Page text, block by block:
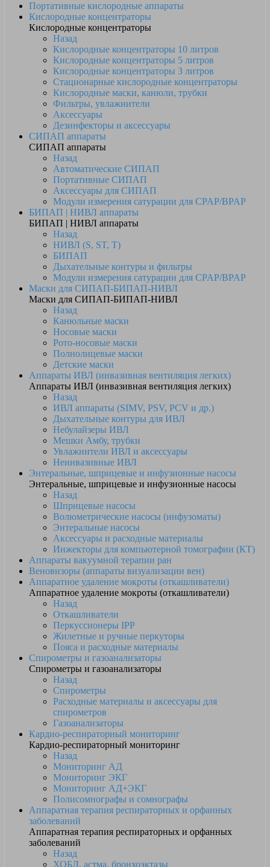
Портативные кислородные аппараты
Кислородные концентраторы
Кислородные концентраторы
Назад
Кислородные концентраторы 10 литров
Кислородные концентраторы 5 литров
Кислородные концентраторы 3 литров
Стационарные кислородные концентраторы
Кислородные маски, канюли, трубки
Фильтры, увлажнители
Аксессуары
Дезинфекторы и аксессуары
СИПАП аппараты
СИПАП аппараты
Назад
Автоматические СИПАП
Портативные СИПАП
Аксессуары для СИПАП
Модули измерения сатурации для CPAP/BPAP
БИПАП | НИВЛ аппараты
БИПАП | НИВЛ аппараты
Назад
НИВЛ (S, ST, T)
БИПАП
Дыхательные контуры и фильтры
Модули измерения сатурации для CPAP/BPAP
Маски для СИПАП-БИПАП-НИВЛ
Маски для СИПАП-БИПАП-НИВЛ
Назад
Канюльные маски
Носовые маски
Рото-носовые маски
Полнолицевые маски
Детские маски
Аппараты ИВЛ (инвазивная вентиляция легких)
Аппараты ИВЛ (инвазивная вентиляция легких)
Назад
ИВЛ аппараты (SIMV, PSV, PCV и др.)
Дыхательные контуры для ИВЛ
Небулайзеры ИВЛ
Мешки Амбу, трубки
Увлажнители ИВЛ и аксессуары
Неинвазивные ИВЛ
Энтеральные, шприцевые и инфузионные насосы
Энтеральные, шприцевые и инфузионные насосы
Назад
Шприцевые насосы
Волюметрические насосы (инфузоматы)
Энтеральные насосы
Аксессуары и расходные материалы
Инжекторы для компьютерной томографии (КТ)
Аппараты вакуумной терапии ран
Веновизоры (аппараты визуализации вен)
Аппаратное удаление мокроты (откашливатели)
Аппаратное удаление мокроты (откашливатели)
Назад
Откашливатели
Перкуссионеры IPP
Жилетные и ручные перкуторы
Пояса и расходные материалы
Спирометры и газоанализаторы
Спирометры и газоанализаторы
Назад
Спирометры
Расходные материалы и аксессуары для
спирометров
Газоанализаторы
Кардио-респираторный мониторинг
Кардио-респираторный мониторинг
Назад
Мониторинг АД
Мониторинг ЭКГ
Мониторинг АД+ЭКГ
Полисомнографы и сомнографы
Аппаратная терапия респираторных и орфанных
заболеваний
Аппаратная терапия респираторных и орфанных
заболеваний
Назад
ХОБЛ, астма, бронхоэктазы